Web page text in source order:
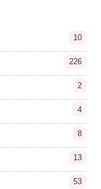
10
226
2
4
8
13
53